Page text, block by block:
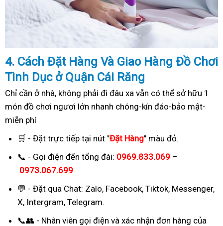
4. Cách Đặt Hàng Và Giao Hàng Đồ Chơi
Tình Dục ở Quận Cái Răng
Chỉ cần ở nhà, không phải đi đâu xa vẫn có thể sở hữu 1
món đồ chơi ngươi lớn nhanh chóng-kín đáo-bảo mật-
miễn phí
🛒 - Đặt trực tiếp tại nút "Đặt Hàng" màu đỏ.
📞 - Gọi điện đến tổng đài: 0969.833.069 –
0973.067.699.
💬 - Đặt qua Chat: Zalo, Facebook, Tiktok, Messenger,
X, Intergram, Telegram.
📞👥 - Nhân viên gọi điện và xác nhận đơn hàng của